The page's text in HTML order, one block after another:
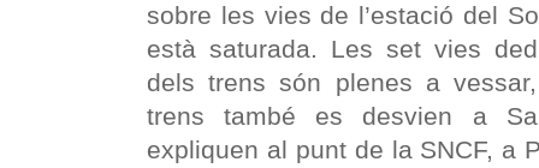
sobre les vies de l’estació del
està saturada. Les set vies
dels trens són plenes a
trens també es desvien a
expliquen al punt de la SNCF, a